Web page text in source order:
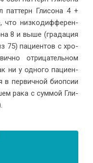
Гли­со­на 4 +
что низ­ко­диф­фе­рен­
8 и вы­ше (гра­да­ция
75) па­ци­ен­тов с хро­
от­ри­ца­тель­ном
ни у од­но­го па­ци­ен­
в пер­вич­ной биоп­сии
ра­ка с сум­мой Гли­